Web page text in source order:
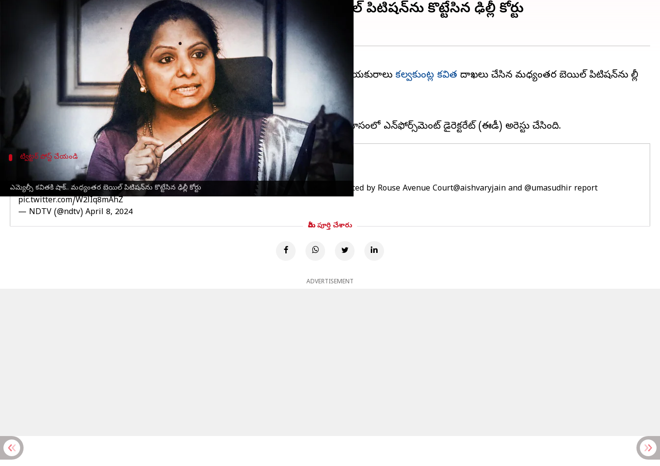
ఎమ్యెల్సీ కవితకి షాక్.. మధ్యంతర బెయిల్ పిటిషన్‌ను కొట్టేసిన ఢిల్లీ కోర్టు
Excise Policy Case: ఎమ్యెల్సీ కవితకు షాక్.. మధ్యంతర బెయిల్ పిటిషన్‌ను కొట్టేసిన ఢిల్లీ కోర్టు
Sirish Praharaju Apr 08, 2024 10:51 am
ఈ వార్తాకథనం ఏంటి
ఢిల్లీ ఎక్సైజ్ పాలసీకి సంబంధించి మనీలాండరింగ్ కేసులో భారత రాష్ట్ర సమితి (బీఆర్‌ఎస్) నాయకురాలు కల్వకుంట్ల కవిత దాఖలు చేసిన మధ్యంతర బెయిల్ పిటిషన్‌ను ఢిల్లీ
రూస్ అవెన్యూ కోర్టు సోమవారం కొట్టివేసింది.
కవిత రెగ్యులర్ బెయిల్ దరఖాస్తు కోర్టులో పెండింగ్‌లో ఉంది.
ఏప్రిల్ 20 న వాదనలు వినడానికి జాబితా చేయబడింది.
ట్విట్టర్ పోస్ట్ చేయండి
కవిత మధ్యంతర బెయిల్ రద్దు
📍 Delhi | BRS leader K Kavitha's interim bail plea in the alleged liquor policy scam rejected by Rouse Avenue Court@aishvaryjain and @umasudhir report
pic.twitter.com/W2lIq8mAhZ
— NDTV (@ndtv) April 8, 2024
మీరు పూర్తి చేశారు
ADVERTISEMENT